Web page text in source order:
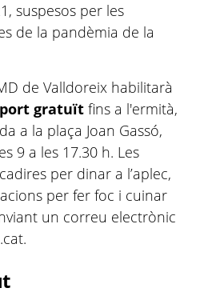
suspesos per les
de la pandèmia de la
de Valldoreix habilitarà
gratuït fins a l'ermità,
a la plaça Joan Gassó,
9 a les 17.30 h. Les
per dinar a l’aplec,
per fer foc i cuinar
un correu electrònic